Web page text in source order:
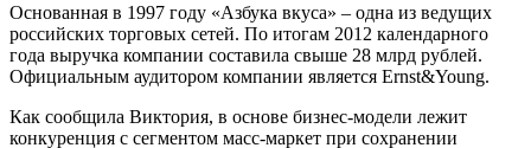
Основанная в 1997 году «Азбука вкуса» – одна из ведущих
российских торговых сетей. По итогам 2012 календарного
года выручка компании составила свыше 28 млрд рублей.
Официальным аудитором компании является Ernst&Young.
Как сообщила Виктория, в основе бизнес-модели лежит
конкуренция с сегментом масс-маркет при сохранении